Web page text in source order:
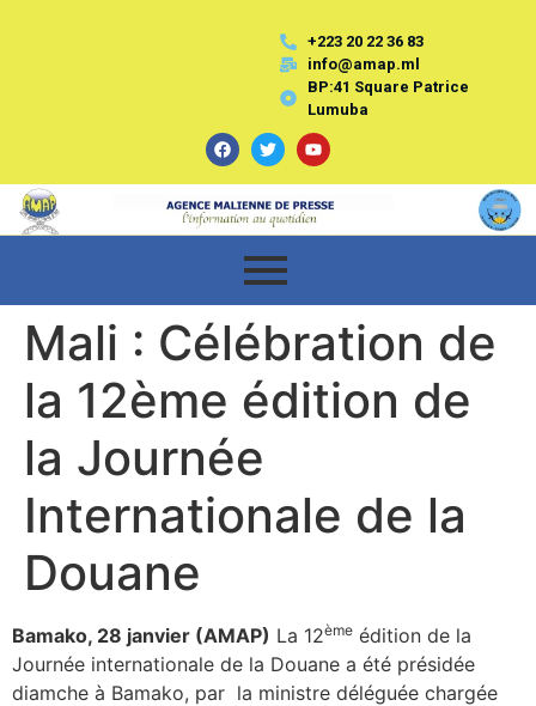
+223 20 22 36 83
info@amap.ml
BP:41 Square Patrice
Lumuba
Mali : Célébration de
la 12ème édition de
la Journée
Internationale de la
Douane
Bamako, 28 janvier (AMAP) La 12ème édition de la
Journée internationale de la Douane a été présidée
diamche à Bamako, par la ministre déléguée chargée